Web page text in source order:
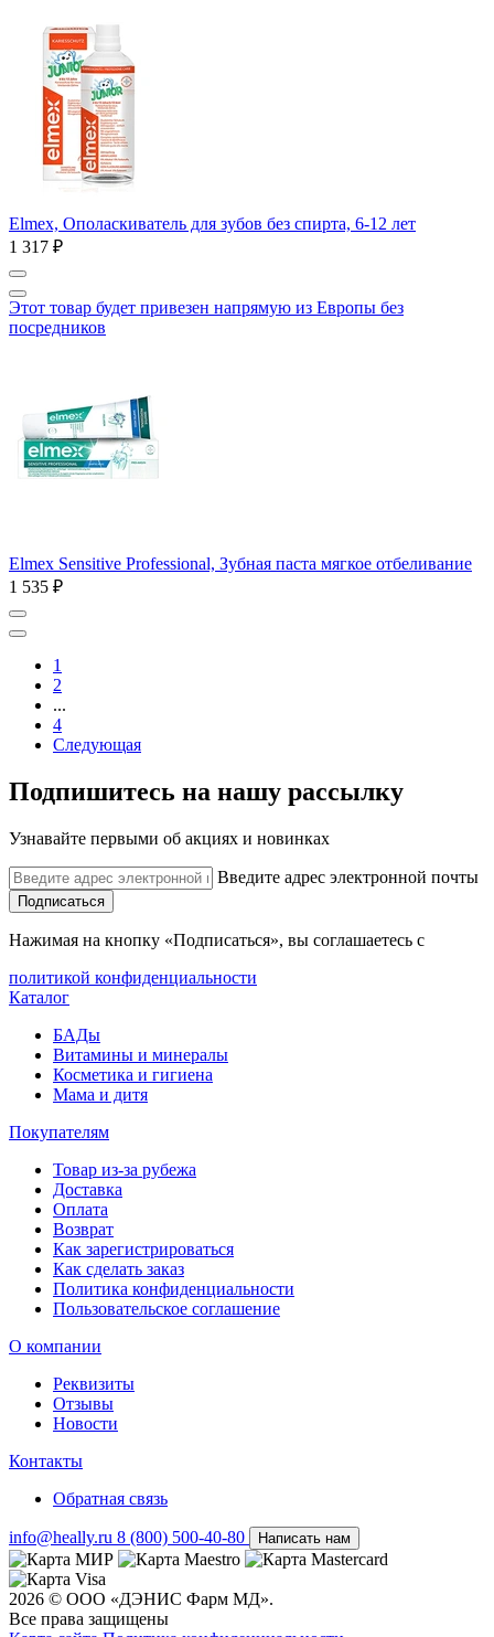
Elmex, Ополаскиватель для зубов без спирта, 6-12 лет
1 317 ₽
Этот товар будет привезен напрямую из Европы без
посредников
Elmex Sensitive Professional, Зубная паста мягкое отбеливание
1 535 ₽
1
2
...
4
Следующая
Подпишитесь на нашу рассылку
Узнавайте первыми об акциях и новинках
Введите адрес электронной почты
Подписаться
Нажимая на кнопку «Подписаться», вы соглашаетесь с
политикой конфиденциальности
Каталог
БАДы
Витамины и минералы
Косметика и гигиена
Мама и дитя
Покупателям
Товар из-за рубежа
Доставка
Оплата
Возврат
Как зарегистрироваться
Как сделать заказ
Политика конфиденциальности
Пользовательское соглашение
О компании
Реквизиты
Отзывы
Новости
Контакты
Обратная связь
info@heally.ru 8 (800) 500-40-80 Написать нам
2026 © ООО «ДЭНИС Фарм МД».
Все права защищены